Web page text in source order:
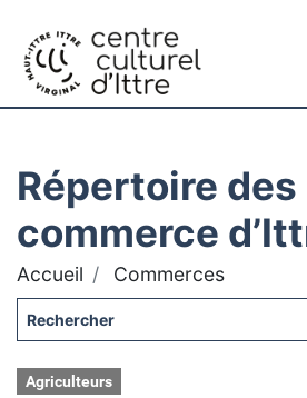
Répertoire des
commerce
Accueil Commerces
Agriculteurs